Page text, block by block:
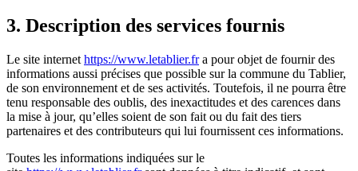
3. Description des services fournis
Le site internet https://www.letablier.fra pour objet de fournir des
informations aussi précises que possible sur la commune du Tablier,
de son environnement et de ses activités. Toutefois, il ne pourra être
tenu responsable des oublis, des inexactitudes et des carences dans
la mise à jour, qu’elles soient de son fait ou du fait des tiers
partenaires et des contributeurs qui lui fournissent ces informations.
Toutes les informations indiquées sur le